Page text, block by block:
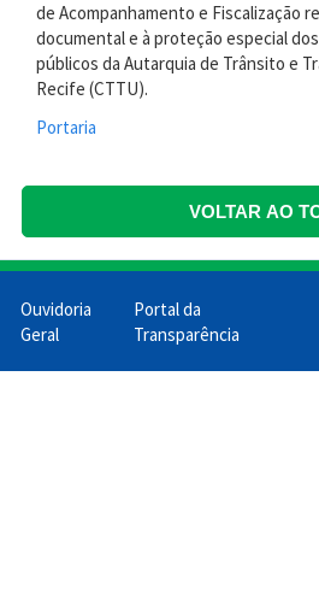
de Acompanhamento e Fiscalização
documental e à proteção especial
públicos da Autarquia de Trânsito e
Recife (CTTU).
Portaria
VOLTAR AO
Menu
Barra
Ouvidoria
Geral
Portal da
Transparência